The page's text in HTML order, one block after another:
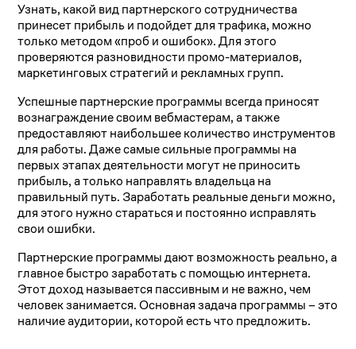
Узнать, какой вид партнерского сотрудничества
принесет прибыль и подойдет для трафика, можно
только методом «проб и ошибок». Для этого
проверяются разновидности промо-материалов,
маркетинговых стратегий и рекламных групп.
Успешные партнерские программы всегда приносят
вознаграждение своим вебмастерам, а также
предоставляют наибольшее количество инструментов
для работы. Даже самые сильные программы на
первых этапах деятельности могут не приносить
прибыль, а только направлять владельца на
правильный путь. Заработать реальные деньги можно,
для этого нужно стараться и постоянно исправлять
свои ошибки.
Партнерские программы дают возможность реально, а
главное быстро заработать с помощью интернета.
Этот доход называется пассивным и не важно, чем
человек занимается. Основная задача программы – это
наличие аудитории, которой есть что предложить.